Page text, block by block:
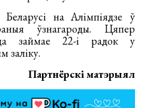
на Алімпіядзе ў
ўзнагароды. Цяпер
займае 22-і радок у
заліку.
Партнёрскі матэрыял